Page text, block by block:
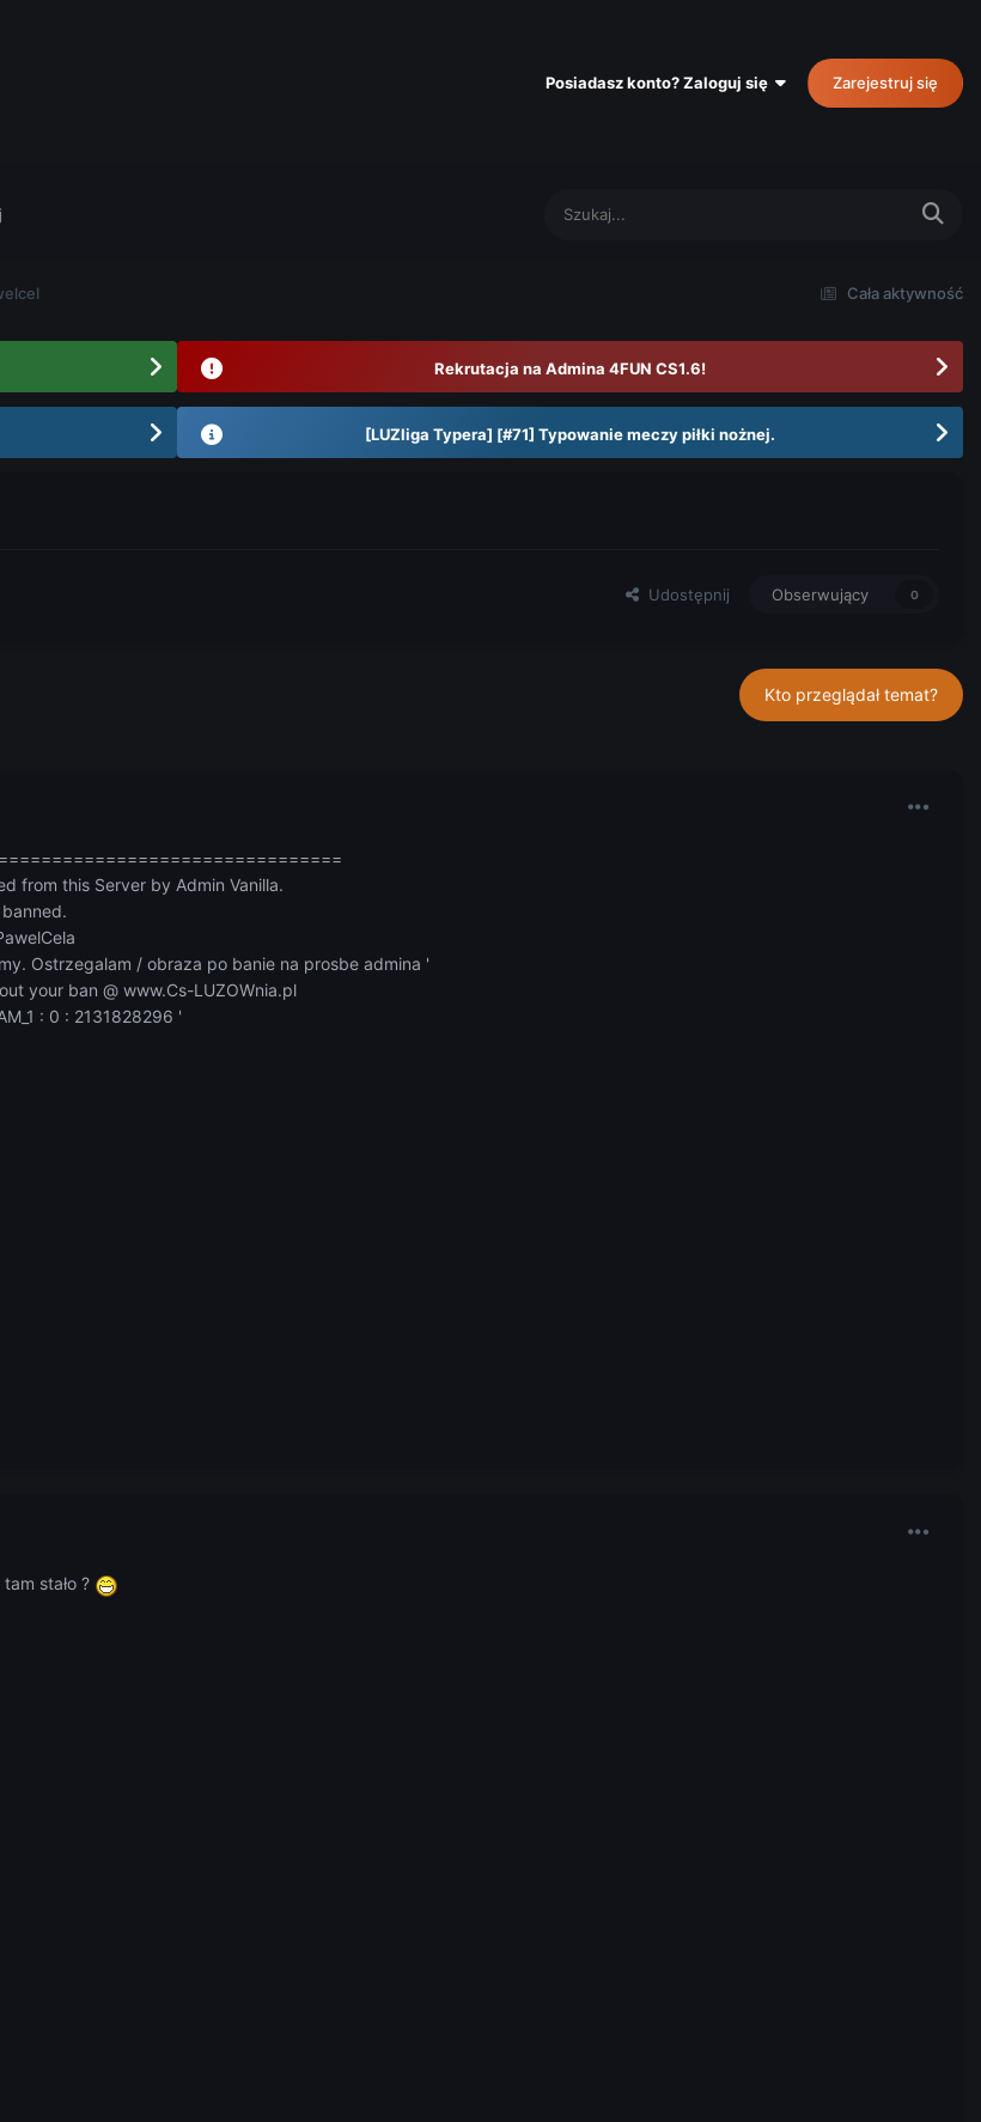
Posiadasz konto? Zaloguj się Zarejestruj się
Cała aktywność
Rekrutacja na Admina 4FUN CS1.6!
[LUZliga Typera] [#71] Typowanie meczy piłki nożnej.
Udostępnij Obserwujący 0
Kto przeglądał temat?
from this Server by Admin Vanilla.
Ostrzegalam / obraza po banie na prosbe admina '
your ban @ www.Cs-LUZOWnia.pl
: 0 : 2131828296 '
stało ?